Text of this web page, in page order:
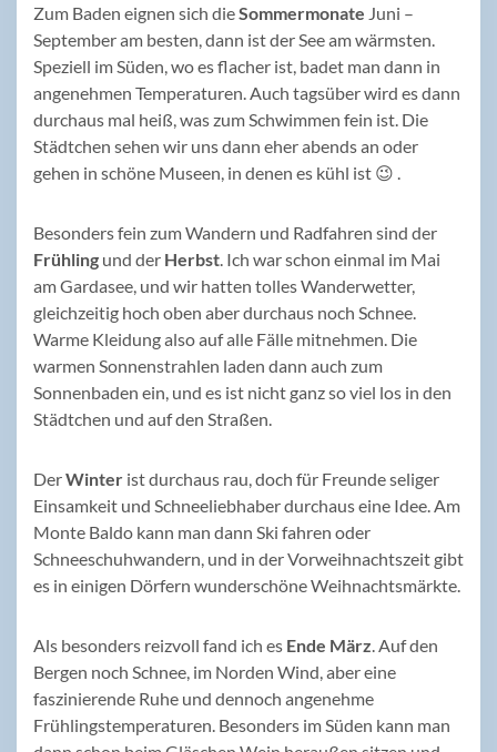
Zum Baden eignen sich dieSommermonate Juni –
September am besten, dann ist der See am wärmsten.
Speziell im Süden, wo es flacher ist, badet man dann in
angenehmen Temperaturen. Auch tagsüber wird es dann
durchaus mal heiß, was zum Schwimmen fein ist. Die
Städtchen sehen wir uns dann eher abends an oder
gehen in schöne Museen, in denen es kühl ist 😉 .
Besonders fein zum Wandern und Radfahren sind der
Frühling und der Herbst. Ich war schon einmal im Mai
am Gardasee, und wir hatten tolles Wanderwetter,
gleichzeitig hoch oben aber durchaus noch Schnee.
Warme Kleidung also auf alle Fälle mitnehmen. Die
warmen Sonnenstrahlen laden dann auch zum
Sonnenbaden ein, und es ist nicht ganz so viel los in den
Städtchen und auf den Straßen.
DerWinter ist durchaus rau, doch für Freunde seliger
Einsamkeit und Schneeliebhaber durchaus eine Idee. Am
Monte Baldo kann man dann Ski fahren oder
Schneeschuhwandern, und in der Vorweihnachtszeit gibt
es in einigen Dörfern wunderschöne Weihnachtsmärkte.
Als besonders reizvoll fand ich es Ende März. Auf den
Bergen noch Schnee, im Norden Wind, aber eine
faszinierende Ruhe und dennoch angenehme
Frühlingstemperaturen. Besonders im Süden kann man